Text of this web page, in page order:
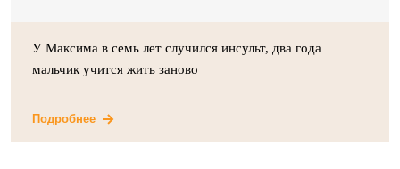
У Максима в семь лет случился инсульт, два года
мальчик учится жить заново
Подробнее